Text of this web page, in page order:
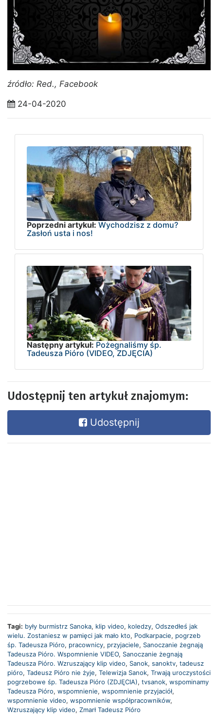
źródło: Red., Facebook
24-04-2020
Poprzedni artykuł: Wychodzisz z domu?
Zasłoń usta i nos!
Następny artykuł: Pożegnaliśmy śp.
Tadeusza Pióro (VIDEO, ZDJĘCIA)
Udostępnij ten artykuł znajomym:
Udostępnij
Tagi: były burmistrz Sanoka, klip video, koledzy, Odszedłeś jak
wielu. Zostaniesz w pamięci jak mało kto, Podkarpacie, pogrzeb
śp. Tadeusza Pióro, pracownicy, przyjaciele, Sanoczanie żegnają
Tadeusza Pióro. Wspomnienie VIDEO, Sanoczanie żegnają
Tadeusza Pióro. Wzruszający klip video, Sanok, sanoktv, tadeusz
pióro, Tadeusz Pióro nie żyje, Telewizja Sanok, Trwają uroczystości
pogrzebowe śp. Tadeusza Pióro (ZDJĘCIA), tvsanok, wspominamy
Tadeusza Pióro, wspomnienie, wspomnienie przyjaciół,
wspomnienie video, wspomnienie współpracowników,
Wzruszający klip video, Zmarł Tadeusz Pióro